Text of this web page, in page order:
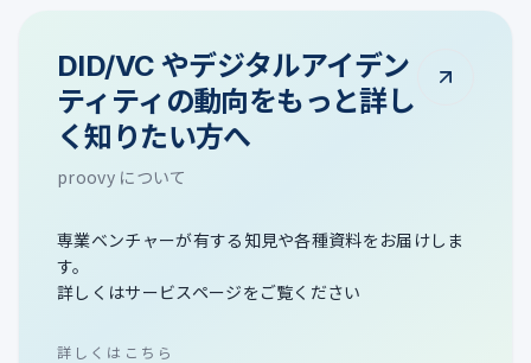
DID/VC やデジタルアイデン
ティティの動向をもっと詳し
く知りたい方へ
proovy について
専業ベンチャーが有する知見や各種資料をお届けしま
す。
詳しくはサービスページをご覧ください
詳しくはこちら